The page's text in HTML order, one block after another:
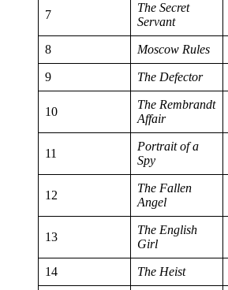
7
The Secret
Servant
8 Moscow Rules
9 The Defector
10
The Rembrandt
Affair
11
Portrait of a
Spy
12
The Fallen
Angel
13
The English
Girl
14 The Heist